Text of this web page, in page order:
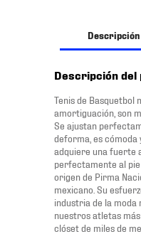
Descripción
Descripción del
Tenis de Basquetbol
amortiguación, son
Se ajustan
deforma, es
adquiere una fuerte
perfectamente al
origen de Pirma
mexicano. Su
industria de la moda
nuestros atletas
clóset de miles de